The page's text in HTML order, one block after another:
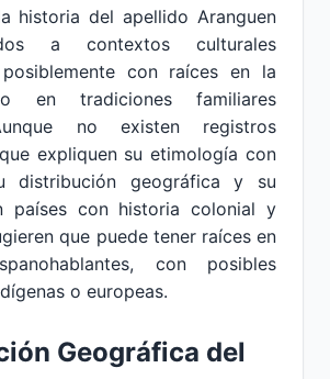
historia del apellido Aranguen
a contextos culturales
con raíces en la
en tradiciones familiares
no existen registros
expliquen su etimología con
distribución geográfica y su
países con historia colonial y
que puede tener raíces en
con posibles
o europeas.
Geográfica del